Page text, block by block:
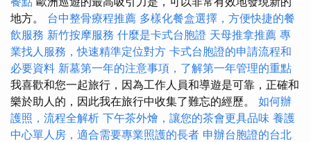
地方。 台中整骨療程推薦 多樣化餐盒選擇，方便快捷的餐
飲服務 新竹按摩服務 什麼是卡式台胞證 天母推拿推薦 專
業找人服務，快速精準定位對方 卡式台胞證的申請流程和
必要資料 新墓第一年的注意事項，了解第一年管理的重點
我喜歡和您一起旅行，因為工作人員和導遊是可靠，正確和
樂於助人的，因此我在旅行中收集了難忘的經歷。 如何辦
護照，流程全解析 下午茶外燴，讓您的茶會更具品味 養護
中心單人房，適合需要專業照護的長者 申辦台胞證的台北